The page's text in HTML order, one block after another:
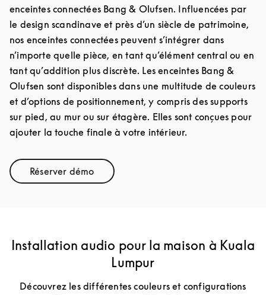
enceintes connectées Bang & Olufsen. Influencées par
le design scandinave et près d’un siècle de patrimoine,
nos enceintes connectées peuvent s’intégrer dans
n’importe quelle pièce, en tant qu’élément central ou en
tant qu’addition plus discrète. Les enceintes Bang &
Olufsen sont disponibles dans une multitude de couleurs
et d’options de positionnement, y compris des supports
sur pied, au mur ou sur étagère. Elles sont conçues pour
ajouter la touche finale à votre intérieur.
Réserver démoLink Opens in New Tab
Installation audio pour la maison à Kuala
Lumpur
Découvrez les différentes couleurs et configurations